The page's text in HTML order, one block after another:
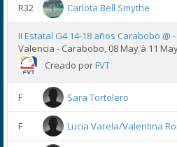
R32 Carlota Bell Smythe
II Estatal G4 14-18 años Carabobo @ -
Valencia - Carabobo, 08 May à 11
Creado porFVT
F Sara Tortolero
F Lucia Varela/Valentina